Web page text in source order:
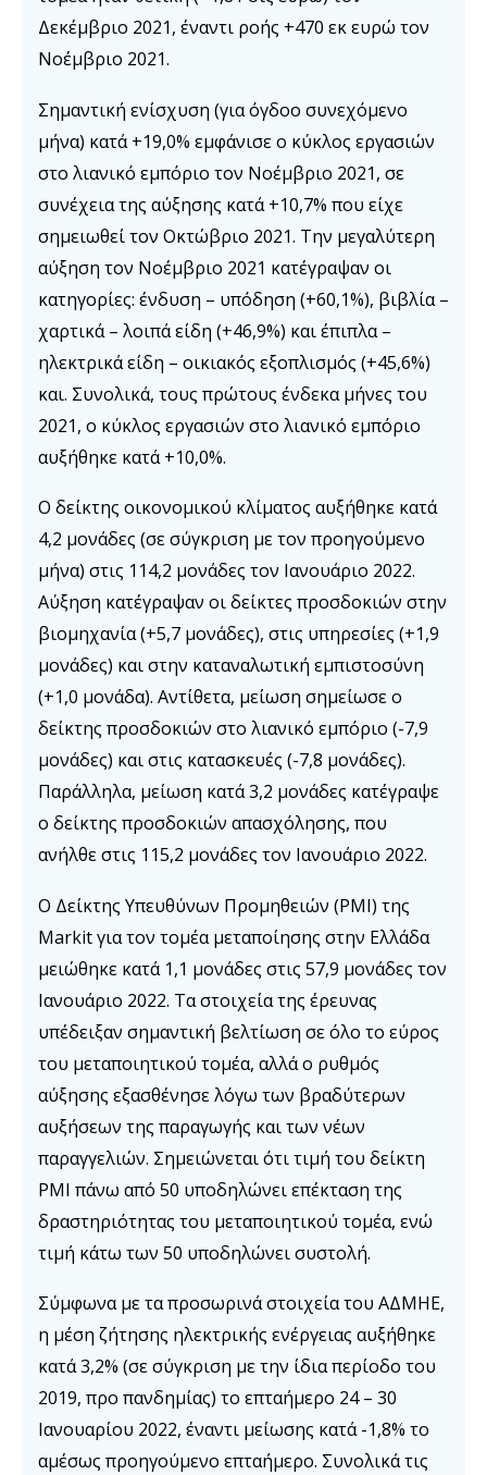
Δεκέμβριο 2021, έναντι ροής +470 εκ ευρώ τον
Νοέμβριο 2021.
Σημαντική ενίσχυση (για όγδοο συνεχόμενο
μήνα) κατά +19,0% εμφάνισε ο κύκλος εργασιών
στο λιανικό εμπόριο τον Νοέμβριο 2021, σε
συνέχεια της αύξησης κατά +10,7% που είχε
σημειωθεί τον Οκτώβριο 2021. Την μεγαλύτερη
αύξηση τον Νοέμβριο 2021 κατέγραψαν οι
κατηγορίες: ένδυση – υπόδηση (+60,1%), βιβλία –
χαρτικά – λοιπά είδη (+46,9%) και έπιπλα –
ηλεκτρικά είδη – οικιακός εξοπλισμός (+45,6%)
και. Συνολικά, τους πρώτους ένδεκα μήνες του
2021, ο κύκλος εργασιών στο λιανικό εμπόριο
αυξήθηκε κατά +10,0%.
Ο δείκτης οικονομικού κλίματος αυξήθηκε κατά
4,2 μονάδες (σε σύγκριση με τον προηγούμενο
μήνα) στις 114,2 μονάδες τον Ιανουάριο 2022.
Αύξηση κατέγραψαν οι δείκτες προσδοκιών στην
βιομηχανία (+5,7 μονάδες), στις υπηρεσίες (+1,9
μονάδες) και στην καταναλωτική εμπιστοσύνη
(+1,0 μονάδα). Αντίθετα, μείωση σημείωσε ο
δείκτης προσδοκιών στο λιανικό εμπόριο (-7,9
μονάδες) και στις κατασκευές (-7,8 μονάδες).
Παράλληλα, μείωση κατά 3,2 μονάδες κατέγραψε
ο δείκτης προσδοκιών απασχόλησης, που
ανήλθε στις 115,2 μονάδες τον Ιανουάριο 2022.
Ο Δείκτης Υπευθύνων Προμηθειών (PMI) της
Markit για τον τομέα μεταποίησης στην Ελλάδα
μειώθηκε κατά 1,1 μονάδες στις 57,9 μονάδες τον
Ιανουάριο 2022. Τα στοιχεία της έρευνας
υπέδειξαν σημαντική βελτίωση σε όλο το εύρος
του μεταποιητικού τομέα, αλλά ο ρυθμός
αύξησης εξασθένησε λόγω των βραδύτερων
αυξήσεων της παραγωγής και των νέων
παραγγελιών. Σημειώνεται ότι τιμή του δείκτη
PMI πάνω από 50 υποδηλώνει επέκταση της
δραστηριότητας του μεταποιητικού τομέα, ενώ
τιμή κάτω των 50 υποδηλώνει συστολή.
Σύμφωνα με τα προσωρινά στοιχεία του ΑΔΜΗΕ,
η μέση ζήτησης ηλεκτρικής ενέργειας αυξήθηκε
κατά 3,2% (σε σύγκριση με την ίδια περίοδο του
2019, προ πανδημίας) το επταήμερο 24 – 30
Ιανουαρίου 2022, έναντι μείωσης κατά -1,8% το
αμέσως προηγούμενο επταήμερο. Συνολικά τις